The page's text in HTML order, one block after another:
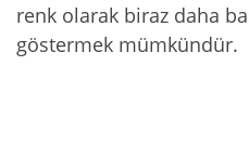
renk olarak biraz daha
göstermek mümkündür.